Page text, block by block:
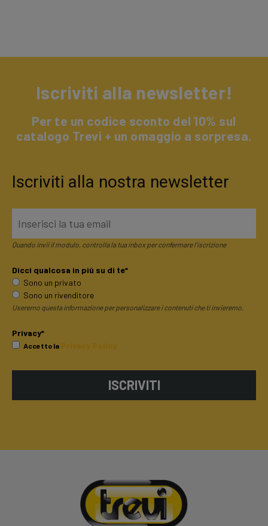
Iscriviti alla newsletter!
Per te un codice sconto del 10% sul
catalogo Trevi + un omaggio a sorpresa.
Iscriviti alla nostra newsletter
Quando invii il modulo, controlla la tua inbox per confermare l'iscrizione
Dicci qualcosa in più su di te*
Sono un privato
Sono un rivenditore
Useremo questa informazione per personalizzare i contenuti che ti invieremo.
Privacy*
Accetto la Privacy Policy
ISCRIVITI